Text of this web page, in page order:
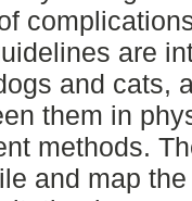
are
and cats,
them in
methods.
and map